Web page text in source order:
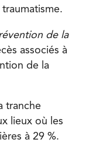
traumatisme.
de la
associés à
de la
tranche
lieux où les
à 29 %.